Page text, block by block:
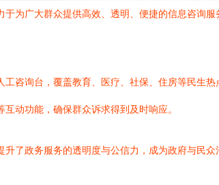
为广大群众提供高效、透明、便捷的信息咨询
咨询台，覆盖教育、医疗、社保、住房等民生
动功能，确保群众诉求得到及时响应。
了政务服务的透明度与公信力，成为政府与民